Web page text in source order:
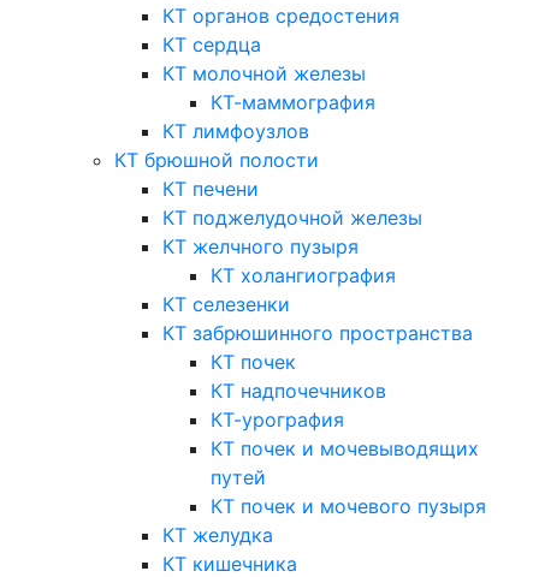
КТ органов средостения
КТ сердца
КТ молочной железы
КТ-маммография
КТ лимфоузлов
КТ брюшной полости
КТ печени
КТ поджелудочной железы
КТ желчного пузыря
КТ холангиография
КТ селезенки
КТ забрюшинного пространства
КТ почек
КТ надпочечников
КТ-урография
КТ почек и мочевыводящих
путей
КТ почек и мочевого пузыря
КТ желудка
КТ кишечника